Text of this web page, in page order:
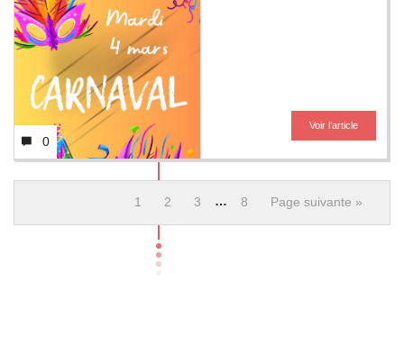
0
Voir l’article
1 2 3 … 8 Page suivante »